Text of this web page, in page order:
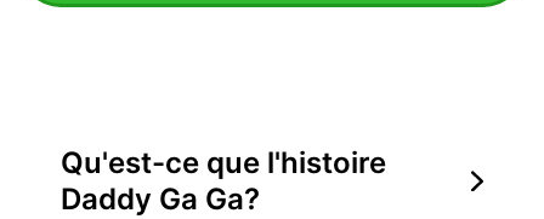
Qu'est-ce que l'histoire
Daddy Ga Ga?